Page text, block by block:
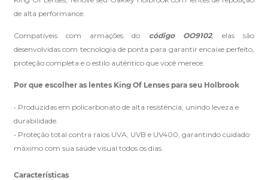
de alta performance.
Compatíveis com armações do código OO9102, elas são
desenvolvidas com tecnologia de ponta para garantir encaixe perfeito,
proteção completa e o estilo autêntico que você merece.
Por que escolher as lentes King Of Lenses para seu Holbrook
• Produzidas em policarbonato de alta resistência, unindo leveza e
durabilidade.
• Proteção total contra raios UVA, UVB e UV400, garantindo cuidado
máximo com sua saúde visual todos os dias.
Características